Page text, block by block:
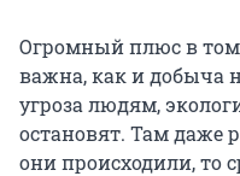
Огромный плюс в том,
важна, как и добыча
угроза людям,
остановят. Там даже
они происходили, то